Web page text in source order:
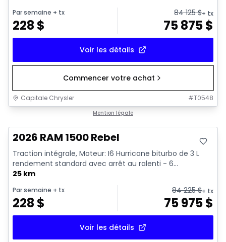
Par semaine + tx
228 $
84 125$+ tx
75 875$
Voir les détails
Commencer votre achat
Capitale Chrysler #T0548
Mention légale
2026 RAM 1500 Rebel
Traction intégrale, Moteur: I6 Hurricane biturbo de 3 L
rendement standard avec arrêt au ralenti - 6...
25 km
Par semaine + tx
228 $
84 225$+ tx
75 975$
Voir les détails